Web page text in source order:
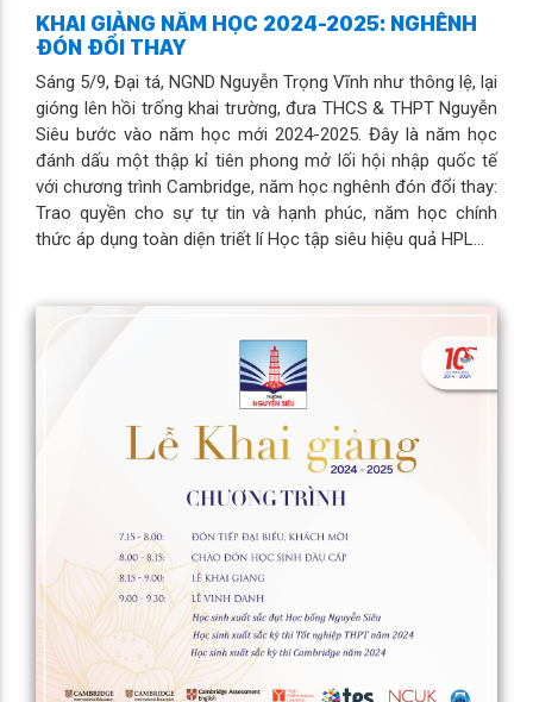
KHAI GIẢNG NĂM HỌC 2024-2025: NGHÊNH
ĐÓN ĐỔI THAY
Sáng 5/9, Đại tá, NGND Nguyễn Trọng Vĩnh như thông lệ, lại
gióng lên hồi trống khai trường, đưa THCS & THPT Nguyễn
Siêu bước vào năm học mới 2024-2025. Đây là năm học
đánh dấu một thập kỉ tiên phong mở lối hội nhập quốc tế
với chương trình Cambridge, năm học nghênh đón đổi thay:
Trao quyền cho sự tự tin và hạnh phúc, năm học chính
thức áp dụng toàn diện triết lí Học tập siêu hiệu quả HPL…